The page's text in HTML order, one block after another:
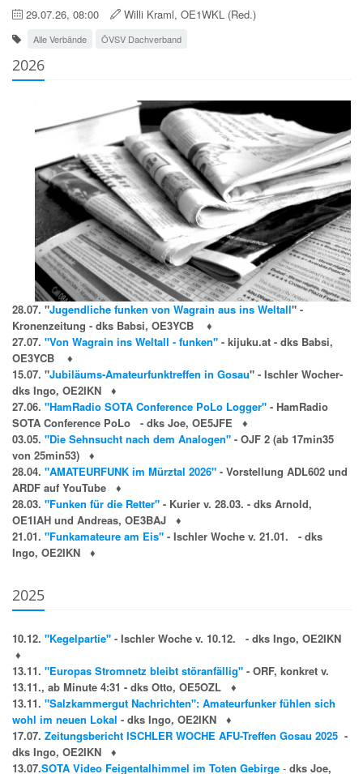
29.07.26, 08:00 Willi Kraml, OE1WKL (Red.)
Alle Verbände ÖVSV Dachverband
2026
28.07. "Jugendliche funken von Wagrain aus ins Weltall" -
Kronenzeitung - dks Babsi, OE3YCB
♦
27.07. "Von Wagrain ins Weltall - funken" - kijuku.at - dks Babsi,
OE3YCB
♦
15.07. "Jubiläums-Amateurfunktreffen in Gosau" - Ischler Wocher-
dks Ingo, OE2IKN
♦
27.06. "HamRadio SOTA Conference PoLo Logger" - HamRadio
SOTA Conference PoLo - dks Joe, OE5JFE
♦
03.05. "Die Sehnsucht nach dem Analogen" - OJF 2 (ab 17min35
von 25min53)
♦
28.04. "AMATEURFUNK im Mürztal 2026" - Vorstellung ADL602 und
ARDF auf YouTube
♦
28.03. "Funken für die Retter" - Kurier v. 28.03. - dks Arnold,
OE1IAH und Andreas, OE3BAJ
♦
21.01. "Funkamateure am Eis" - Ischler Woche v. 21.01. - dks
Ingo, OE2IKN
♦
2025
10.12. "Kegelpartie" - Ischler Woche v. 10.12. - dks Ingo, OE2IKN
♦
13.11. "Europas Stromnetz bleibt störanfällig" - ORF, konkret v.
13.11., ab Minute 4:31 - dks Otto, OE5OZL
♦
13.11. "Salzkammergut Nachrichten": Amateurfunker fühlen sich
wohl im neuen Lokal - dks Ingo, OE2IKN
♦
17.07. Zeitungsbericht ISCHLER WOCHE AFU-Treffen Gosau 2025 -
dks Ingo, OE2IKN
♦
13.07.SOTA Video Feigentalhimmel im Toten Gebirge - dks Joe,